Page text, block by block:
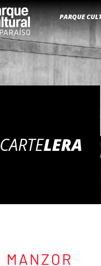
PARQUE
CARTELERA